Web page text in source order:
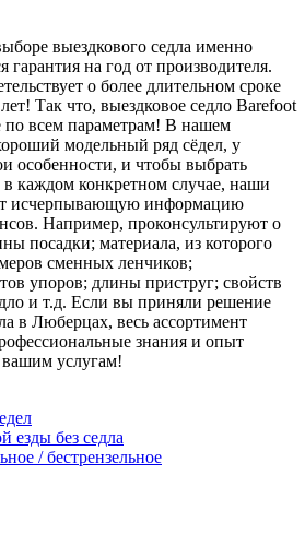
выездкового седла именно
гарантия на год от производителя.
о более длительном сроке
Так что, выездковое седло Barefoot
по всем параметрам! В нашем
модельный ряд сёдел, у
особенности, и чтобы выбрать
каждом конкретном случае, наши
исчерпывающую информацию
Например, проконсультируют о
посадки; материала, из которого
сменных ленчиков;
упоров; длины приструг; свойств
и т.д. Если вы приняли решение
в Люберцах, весь ассортимент
знания и опыт
услугам!
езды без седла
/ бестрензельное